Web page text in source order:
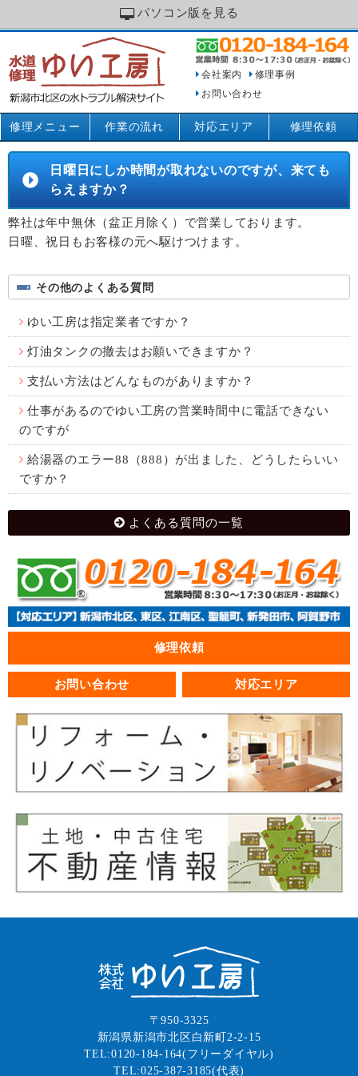
パソコン版を見る
会社案内
修理事例
お問い合わせ
修理メニュー 作業の流れ 対応エリア 修理依頼
日曜日にしか時間が取れないのですが、来ても
らえますか？
弊社は年中無休（盆正月除く）で営業しております。
日曜、祝日もお客様の元へ駆けつけます。
その他のよくある質問
ゆい工房は指定業者ですか？
灯油タンクの撤去はお願いできますか？
支払い方法はどんなものがありますか？
仕事があるのでゆい工房の営業時間中に電話できない
のですが
給湯器のエラー88（888）が出ました、どうしたらいい
ですか？
よくある質問の一覧
修理依頼
お問い合わせ 対応エリア
〒950-3325
新潟県新潟市北区白新町2-2-15
TEL:0120-184-164(フリーダイヤル)
TEL:025-387-3185(代表)